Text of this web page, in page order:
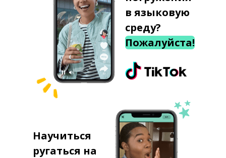
в языковую
среду?
Пожалуйста!
Научиться
ругаться на